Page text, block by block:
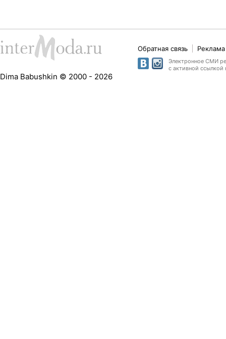
Dima Babushkin © 2000 - 2026
Обратная связь
Электронное СМИ
с активной ссылкой